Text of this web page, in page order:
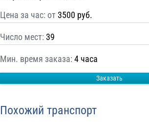
Цена за час: от 3500 руб.
Число мест: 39
Мин. время заказа: 4 часа
Заказать
Похожий транспорт